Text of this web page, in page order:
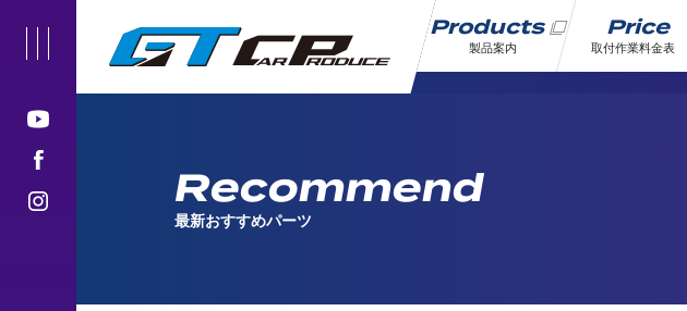
Products
製品案内
Price
取付作業料金表
Recommend
最新おすすめパーツ